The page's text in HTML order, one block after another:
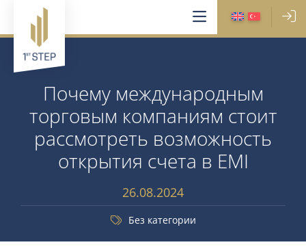
Почему международным
торговым компаниям стоит
рассмотреть возможность
открытия счета в EMI
26.08.2024
Без категории